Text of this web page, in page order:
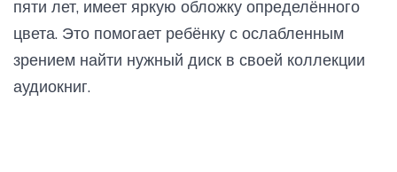
пяти лет, имеет яркую обложку определённого
цвета. Это помогает ребёнку с ослабленным
зрением найти нужный диск в своей коллекции
аудиокниг.